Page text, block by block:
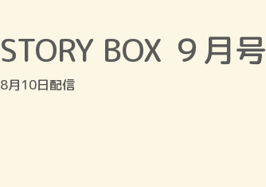
STORY BOX ９月号
8月10日配信